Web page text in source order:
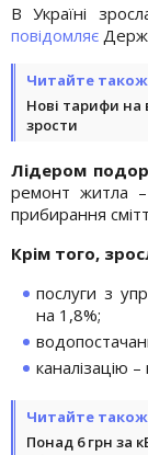
В Україні
повідомляє
Читайте
Нові тарифи на
зрости
Лідером
ремонт житла
прибирання
Крім того,
послуги з
на 1,8%;
каналізацію
Читайте
Понад 6 грн за